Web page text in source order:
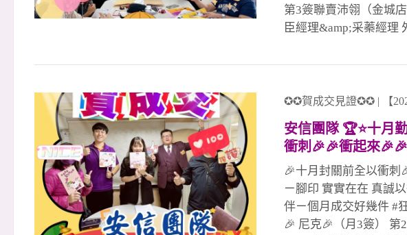
第3簽聯賣沛翎（金城
臣經理&amp;采蓁經理
創佳績!! #感謝住商都
團隊 #111年業績人效
謝最強的安信團隊夥伴
百多人聯賣團隊!! 歡迎
安信團隊招募中👈 就
✪✪賀成交見證✪✪ | 【
安信團隊 🏆⭐十月
衝刺🎉🎉衝起來
手，參與共創美好
🎉十月封關前全以衝刺
ㄧ腳印 實實在在 真誠
伴ㄧ個月成交好幾件 #
🎉 尼克🎉（月3簽）